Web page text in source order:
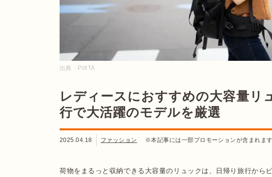
出典： PIXTA
レディースにおすすめの大容量リ
行で大活躍のモデルを厳選
2025.04.18 ファッション ※本記事には一部プロモーションが含まれます
荷物をまるっと収納できる大容量のリュックは、日帰り旅行から